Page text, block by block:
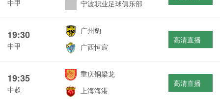
中甲
宁波职业足球俱乐部
19:30
中甲
广州豹
广西恒宸
高清直播
19:35
中超
重庆铜梁龙
上海海港
高清直播